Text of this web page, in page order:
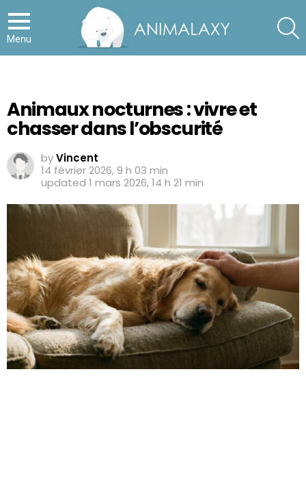
Menu
Animaux nocturnes : vivre et
chasser dans l’obscurité
byVincent
14 février 2026, 9 h 03 min
updated 1 mars 2026, 14 h 21 min